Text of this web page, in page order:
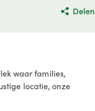
Delen
waar families,
locatie, onze